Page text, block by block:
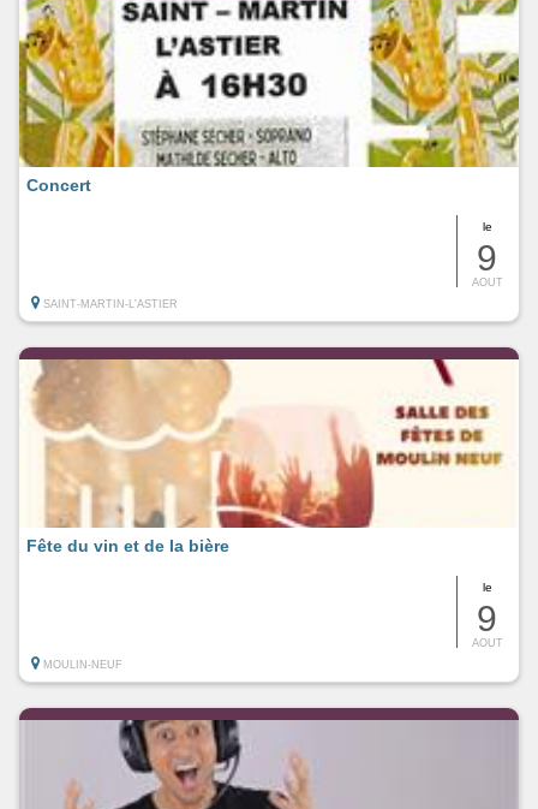
le
9
AOUT
Concert
SAINT-MARTIN-L'ASTIER
le
9
AOUT
Fête du vin et de la bière
MOULIN-NEUF